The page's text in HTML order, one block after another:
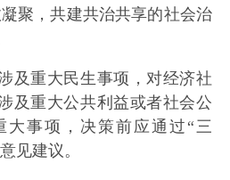
聚，共建共治共享的社会治
及重大民生事项，对经济社
及重大公共利益或者社会公
大事项，决策前应通过“三
见建议。